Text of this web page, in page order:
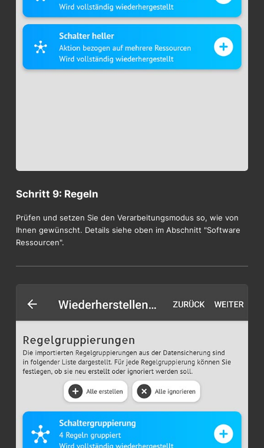
Schritt 9: Regeln
Prüfen und setzen Sie den Verarbeitungsmodus so, wie von
Ihnen gewünscht. Details siehe oben im Abschnitt "Software
Ressourcen".